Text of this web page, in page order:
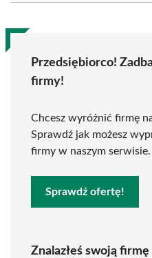
Przedsiębiorco!
firmy!
Chcesz wyróżnić firmę
Sprawdź jak możesz
firmy w naszym serwisie.
Sprawdź ofertę!
Znalazłeś swoją